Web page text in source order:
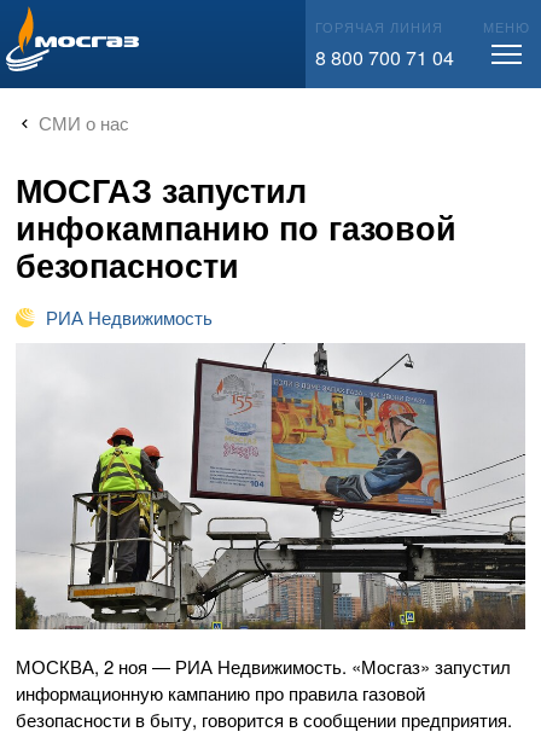
info@mos-gaz.ru ГОРЯЧАЯ ЛИНИЯ
8 800 700 71 04
МЕНЮ
СМИ о нас
МОСГАЗ запустил
инфокампанию по газовой
безопасности
РИА Недвижимость
МОСКВА, 2 ноя — РИА Недвижимость. «Мосгаз» запустил
информационную кампанию про правила газовой
безопасности в быту, говорится в сообщении предприятия.